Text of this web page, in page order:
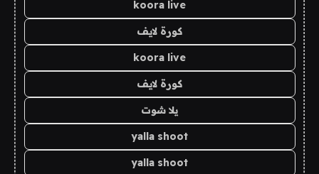
koora live
كورة لايف
koora live
كورة لايف
يلا شوت
yalla shoot
yalla shoot